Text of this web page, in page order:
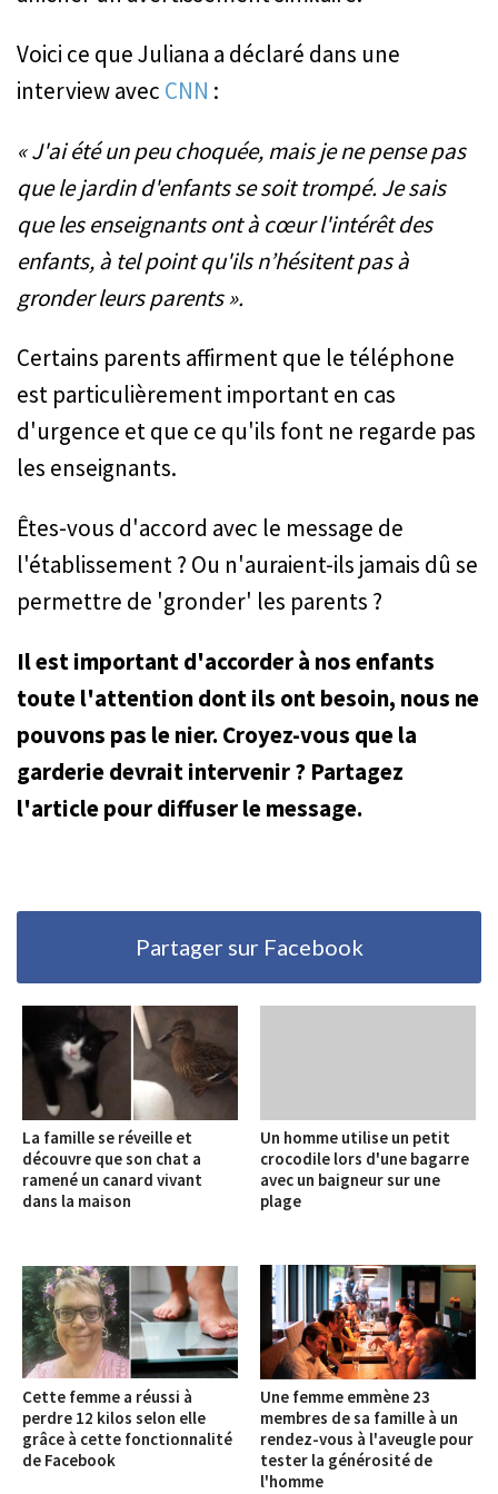
Voici ce que Juliana a déclaré dans une
interview avec CNN :
« J'ai été un peu choquée, mais je ne pense pas
que le jardin d'enfants se soit trompé. Je sais
que les enseignants ont à cœur l'intérêt des
enfants, à tel point qu'ils n’hésitent pas à
gronder leurs parents ».
Certains parents affirment que le téléphone
est particulièrement important en cas
d'urgence et que ce qu'ils font ne regarde pas
les enseignants.
Êtes-vous d'accord avec le message de
l'établissement ? Ou n'auraient-ils jamais dû se
permettre de 'gronder' les parents ?
Il est important d'accorder à nos enfants
toute l'attention dont ils ont besoin, nous ne
pouvons pas le nier. Croyez-vous que la
garderie devrait intervenir ? Partagez
l'article pour diffuser le message.
Partager sur Facebook
La famille se réveille et
découvre que son chat a
ramené un canard vivant
dans la maison
Un homme utilise un petit
crocodile lors d'une bagarre
avec un baigneur sur une
plage
Cette femme a réussi à
perdre 12 kilos selon elle
grâce à cette fonctionnalité
de Facebook
Une femme emmène 23
membres de sa famille à un
rendez-vous à l'aveugle pour
tester la générosité de
l'homme